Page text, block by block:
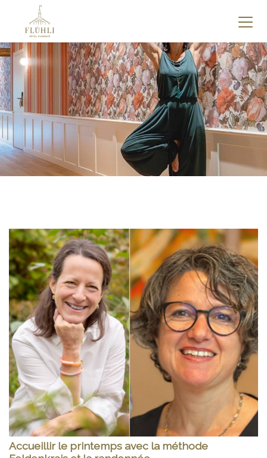
Accueillir le printemps avec la méthode